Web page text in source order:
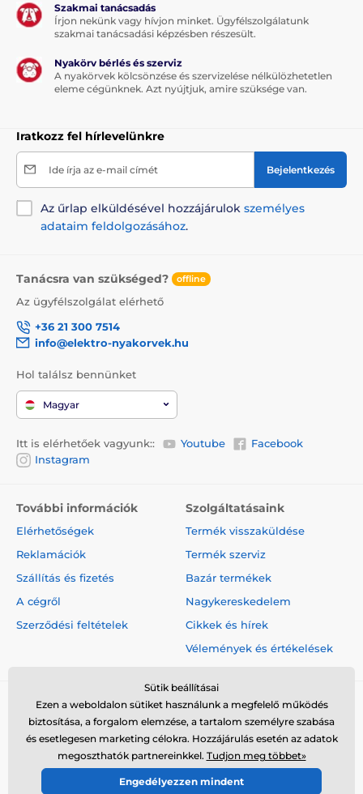
Szakmai tanácsadás
Írjon nekünk vagy hívjon minket. Ügyfélszolgálatunk
szakmai tanácsadási képzésben részesült.
Nyakörv bérlés és szerviz
A nyakörvek kölcsönzése és szervizelése nélkülözhetetlen
eleme cégünknek. Azt nyújtjuk, amire szüksége van.
Iratkozz fel hírlevelünkre
Ide írja az e-mail címét Bejelentkezés
Az űrlap elküldésével hozzájárulok személyes
adataim feldolgozásához.
Tanácsra van szükséged? offline
Az ügyfélszolgálat elérhető
+36 21 300 7514
info@elektro-nyakorvek.hu
Hol találsz bennünket
Magyar
Itt is elérhetőek vagyunk:: Youtube
Facebook
Instagram
További információk
Elérhetőségek
Reklamációk
Szállítás és fizetés
A cégről
Szerződési feltételek
Szolgáltatásaink
Termék visszaküldése
Termék szerviz
Bazár termékek
Nagykereskedelem
Cikkek és hírek
Vélemények és értékelések
© 2026 www.elektro-nyakorvek.hu ⦁ Webshop szolgáltatónk a
SIMPLIA.cz
Sütik beállításai
Ezen a weboldalon sütiket használunk a megfelelő működés
biztosítása, a forgalom elemzése, a tartalom személyre szabása
és esetlegesen marketing célokra. Hozzájárulás esetén az adatok
megoszthatók partnereinkkel. Tudjon meg többet»
Engedélyezzen mindent